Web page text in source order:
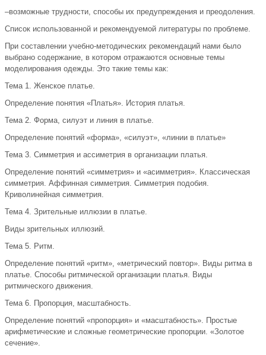
–возможные трудности, способы их предупреждения и преодоления.
Список использованной и рекомендуемой литературы по проблеме.
При составлении учебно-методических рекомендаций нами было
выбрано содержание, в котором отражаются основные темы
моделирования одежды. Это такие темы как:
Тема 1. Женское платье.
Определение понятия «Платья». История платья.
Тема 2. Форма, силуэт и линия в платье.
Определение понятий «форма», «силуэт», «линии в платье»
Тема 3. Симметрия и ассиметрия в организации платья.
Определение понятий «симметрия» и «асимметрия». Классическая
симметрия. Аффинная симметрия. Симметрия подобия.
Криволинейная симметрия.
Тема 4. Зрительные иллюзии в платье.
Виды зрительных иллюзий.
Тема 5. Ритм.
Определение понятий «ритм», «метрический повтор». Виды ритма в
платье. Способы ритмической организации платья. Виды
ритмического движения.
Тема 6. Пропорция, масштабность.
Определение понятий «пропорция» и «масштабность». Простые
арифметические и сложные геометрические пропорции. «Золотое
сечение».